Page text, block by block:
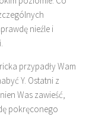
nieźle i
przypadły Wam
Y. Ostatni z
Was zawieść,
pokręconego